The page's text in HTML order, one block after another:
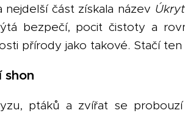
nejdelší část získala název
bezpečí, pocit čistoty a
přírody jako takové. Stačí ten
shon
ptáků a zvířat se